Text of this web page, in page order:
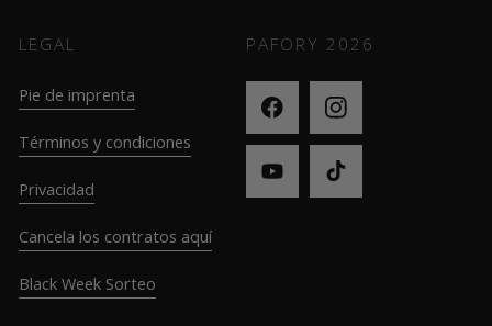
LEGAL
Pie de imprenta
Términos y condiciones
Privacidad
Cancela los contratos aquí
Black Week Sorteo
PAFORY 2026